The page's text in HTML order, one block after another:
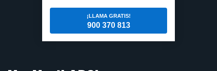
¡LLAMA GRATIS!
900 370 813